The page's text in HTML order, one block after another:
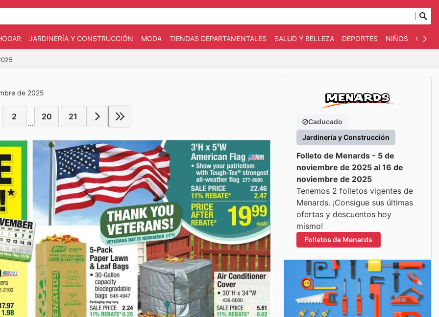
JARDINERÍA Y CONSTRUCCIÓN MODA TIENDAS DEPARTAMENTALES SALUD Y BELLEZA DEPORTES NIÑOS
de 2025
2
...
20 21
Caducado
Jardinería y Construcción
Folleto de Menards - 5 de
noviembre de 2025 al 16 de
noviembre de 2025
Tenemos 2 folletos vigentes de
Menards. ¡Consigue sus últimas
ofertas y descuentos hoy
mismo!
Folletos de Menards